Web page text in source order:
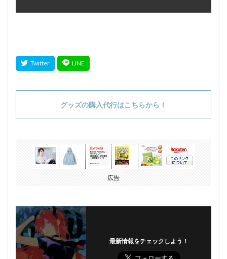
グッズの購入代行はこちらから！
広告
最新情報をチェックしよう！